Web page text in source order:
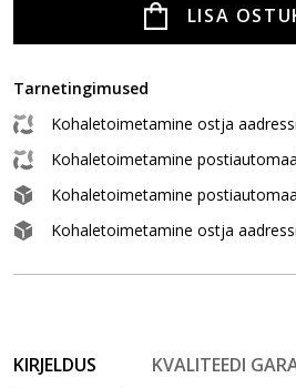
LISA
Tarnetingimused
Kohaletoimetamine ostja
Kohaletoimetamine
Kohaletoimetamine
Kohaletoimetamine ostja
KIRJELDUS KVALITEEDI